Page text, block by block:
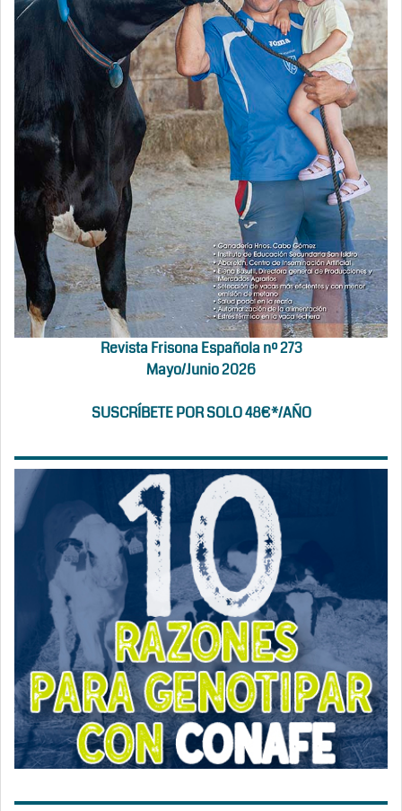
Revista Frisona Española nº 273
Mayo/Junio 2026
SUSCRÍBETE POR SOLO 48€*/AÑO